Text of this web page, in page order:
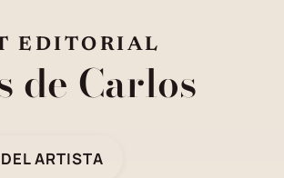
EDITORIAL
de Carlos
ARTISTA